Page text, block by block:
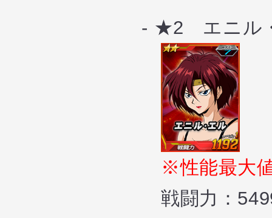
- ★2 エニル・
※性能最大
戦闘力：5499